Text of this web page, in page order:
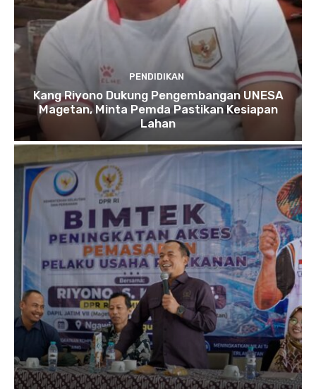
PENDIDIKAN
Kang Riyono Dukung Pengembangan UNESA
Magetan, Minta Pemda Pastikan Kesiapan
Lahan